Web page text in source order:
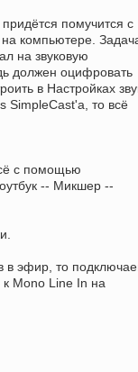
помучится с
компьютере.
на звуковую
должен оцифровать
в Настройках
SimpleCast'а, то всё
с помощью
-- Микшер --
в эфир, то
Mono Line In на